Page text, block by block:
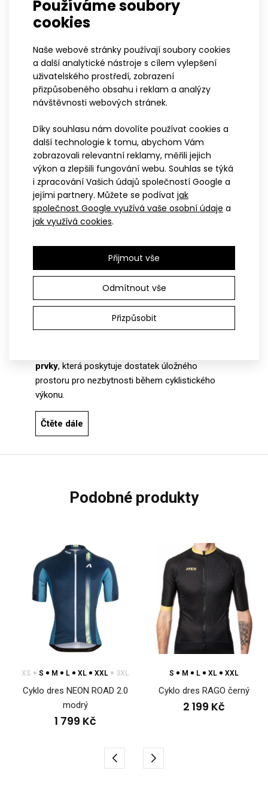
Používáme soubory
cookies
Naše webové stránky používají soubory cookies
a další analytické nástroje s cílem vylepšení
uživatelského prostředí, zobrazení
přizpůsobeného obsahu i reklam a analýzy
návštěvnosti webových stránek.
Díky souhlasu nám dovolíte používat cookies a
další technologie k tomu, abychom Vám
zobrazovali relevantní reklamy, měřili jejich
výkon a zlepšili fungování webu. Souhlas se týká
i zpracování Vašich údajů společností Google a
jejími partnery. Můžete se podívat jak
společnost Google využívá vaše osobní údaje a
jak využívá cookies.
Přijmout vše
Odmítnout vše
Přizpůsobit
Reflexní prvky Oprava po nehodě
Cyklo dres ETAP bílý
Cyklistické dresymusí splňovat nejvyšší kvalitu
během jízdy.Cyklo dres ETAPpropojuje všechny
vlastnosti, které u dresu hledáte a potřebujete.
ELITE přiléhavý střih podpoří váš
výkon
Pánský cyklo dres ETAPmá preciznípřiléhavý
střih ELITE, který poskytuje pohodlí během
bezproblémové zapínání.
Nízký stoják
zajišťuje pohodlné nošení a optimální
přizpůsobení. Rukávy jsou zakončené clean-
cutem bez dalšího zapravení a ve spodním okraji
dresu se nachází 4 cm širokáprotiskluzová
prvky, která poskytuje dostatek úložného
prostoru pro nezbytnosti během cyklistického
výkonu.
Čtěte dále
podobné produkty
XS S M L XL XXL 3XL
Cyklo dres NEON ROAD 2.0
modrý
1 799 Kč
S M L XL XXL
Cyklo dres RAGO černý
2 199 Kč